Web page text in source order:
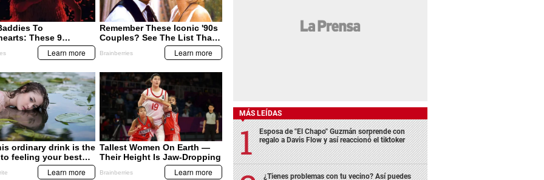
MÁS LEÍDAS
Esposa de "El Chapo" Guzmán sorprende con
regalo a Davis Flow y así reaccionó el tiktoker
¿Tienes problemas con tu vecino? Así puedes